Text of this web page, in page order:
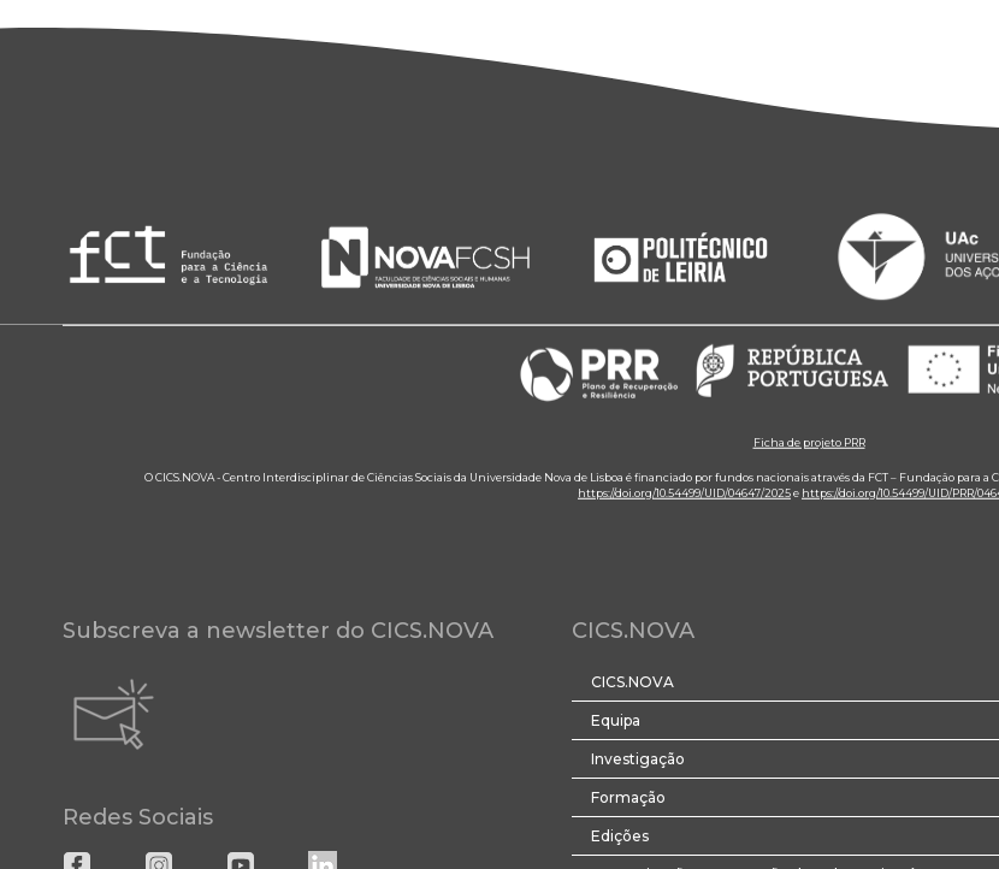
Ficha de projeto PRR
O CICS.NOVA - Centro Interdisciplinar de Ciências Sociais da Universidade Nova de Lisboa é financiado por fundos nacionais através da FCT – Fundação para a
https://doi.org/10.54499/UID/04647/2025e https://doi.org/10.54499/UID/PRR/
Subscreva a newsletter do CICS.NOVA
Redes Sociais
CICS.NOVA
CICS.NOVA
Equipa
Investigação
Formação
Edições